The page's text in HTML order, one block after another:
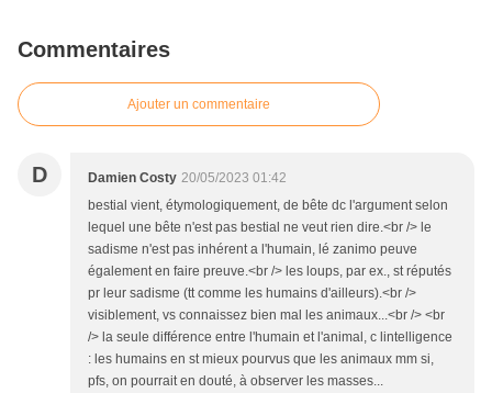
Commentaires
Ajouter un commentaire
D Damien Costy 20/05/2023 01:42
bestial vient, étymologiquement, de bête dc l'argument selon
lequel une bête n'est pas bestial ne veut rien dire.<br /> le
sadisme n'est pas inhérent a l'humain, lé zanimo peuve
également en faire preuve.<br /> les loups, par ex., st réputés
pr leur sadisme (tt comme les humains d'ailleurs).<br />
visiblement, vs connaissez bien mal les animaux...<br /> <br
/> la seule différence entre l'humain et l'animal, c lintelligence
: les humains en st mieux pourvus que les animaux mm si,
pfs, on pourrait en douté, à observer les masses...